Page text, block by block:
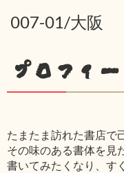
007-01/大阪
プロフィ
たまたま訪れた書店で
その味のある書体を見
書いてみたくなり、す